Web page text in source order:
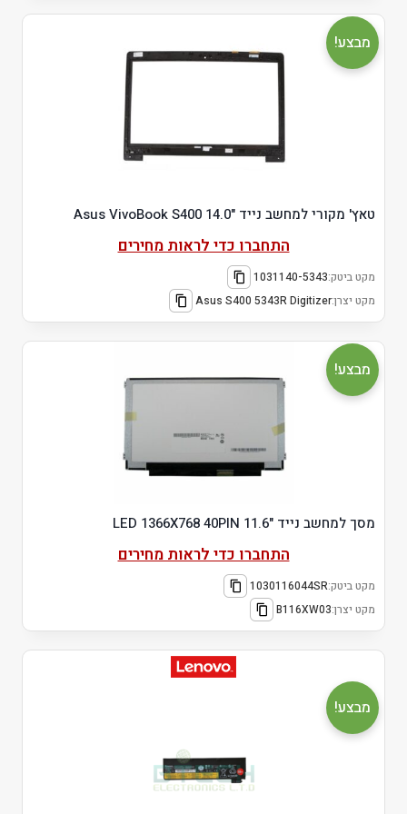
מבצע!
טאץ' מקורי למחשב נייד "14.0 Asus VivoBook S400
התחברו כדי לראות מחירים
מקט ביטק:1031140-5343
מקט יצרן:Asus S400 5343R Digitizer
מבצע!
מסך למחשב נייד "11.6 LED 1366X768 40PIN
התחברו כדי לראות מחירים
מקט ביטק:1030116044SR
מקט יצרן:B116XW03
מבצע!